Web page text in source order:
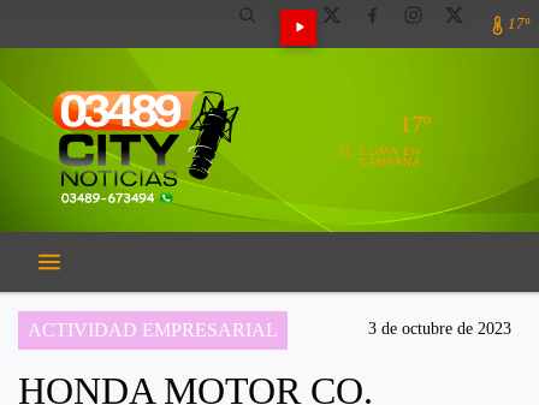
17º
17º
EL CLIMA EN
CAMPANA
ACTIVIDAD EMPRESARIAL 3 de octubre de 2023
HONDA MOTOR CO.